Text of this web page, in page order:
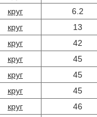
круг
6.2
круг
13
круг
42
круг
45
круг
45
круг
45
круг
46